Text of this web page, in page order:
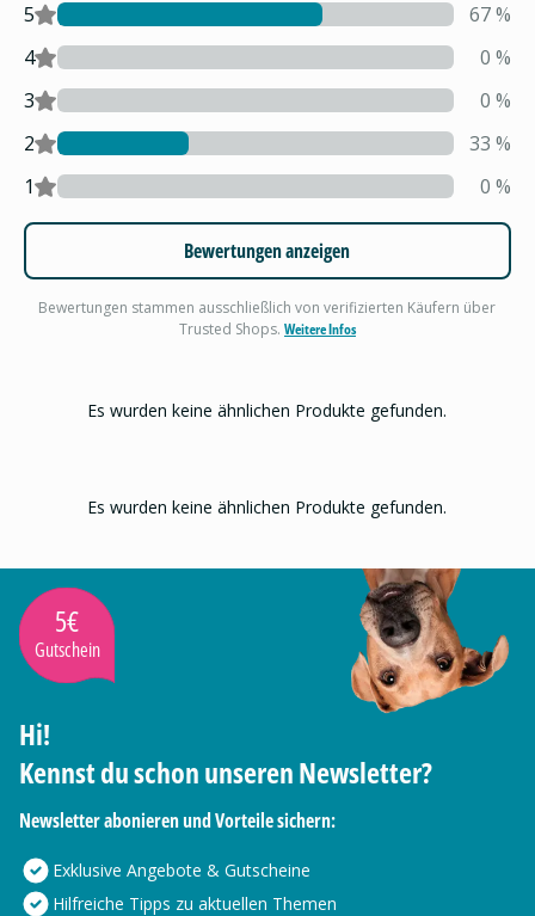
5
67%
4
0 %
3
0 %
2
33 %
1
0 %
Bewertungen anzeigen
Bewertungen stammen ausschließlich von verifizierten Käufern über
Trusted Shops. Weitere Infos
Es wurden keine ähnlichen Produkte gefunden.
Es wurden keine ähnlichen Produkte gefunden.
5€
Gutschein
Hi!
Kennst du schon unseren Newsletter?
Newsletter abonieren und Vorteile sichern:
Exklusive Angebote & Gutscheine
Hilfreiche Tipps zu aktuellen Themen